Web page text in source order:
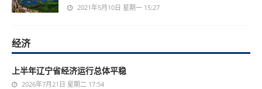
2021年5月10日 星期一 15:27
经济
上半年辽宁省经济运行总体平稳
2026年7月21日 星期二 17:54